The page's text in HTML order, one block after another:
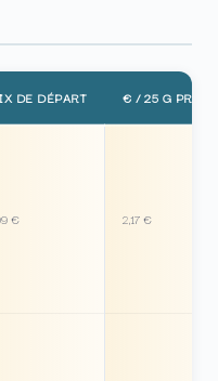
DE DÉPART € / 25 G PROT.
€ 2,17 €